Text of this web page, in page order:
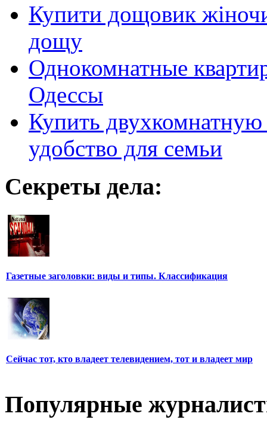
Купити дощовик
дощу
Однокомнатные
Одессы
Купить
удобство для семьи
Секреты дела:
Газетные заголовки: виды и типы. Классификация
Сейчас тот, кто владеет телевидением, тот и владеет мир
Популярные